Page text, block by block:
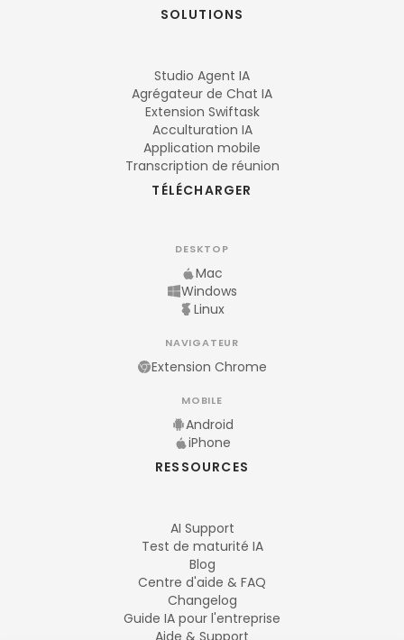
SOLUTIONS
Studio Agent IA
Agrégateur de Chat IA
Extension Swiftask
Acculturation IA
Application mobile
Transcription de réunion
TÉLÉCHARGER
DESKTOP
Mac
Windows
Linux
NAVIGATEUR
Extension Chrome
MOBILE
Android
iPhone
RESSOURCES
AI Support
Test de maturité IA
Blog
Centre d'aide & FAQ
Changelog
Guide IA pour l'entreprise
Aide & Support